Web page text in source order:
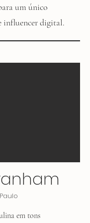
um único
influencer digital.
em tons